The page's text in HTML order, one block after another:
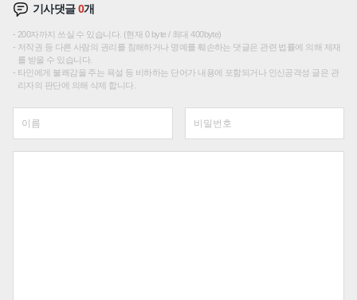
기사댓글0개
200자까지 쓰실 수 있습니다. (현재 0 byte / 최대 400byte)
저작권 등 다른 사람의 권리를 침해하거나 명예를 훼손하는 댓글은 관련 법률에 의해 제재
를 받을 수 있습니다.
타인에게 불쾌감을 주는 욕설 등 비하하는 단어가 내용에 포함되거나 인신공격성 글은 관
리자의 판단에 의해 삭제 합니다.